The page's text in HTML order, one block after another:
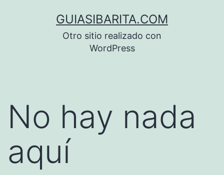
GUIASIBARITA.COM
Otro sitio realizado con
WordPress
No hay nada
aquí